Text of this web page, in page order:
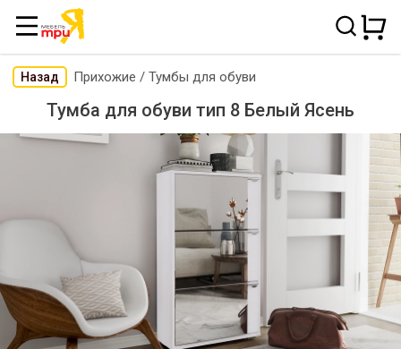
Назад Прихожие / Тумбы для обуви
Тумба для обуви тип 8 Белый Ясень